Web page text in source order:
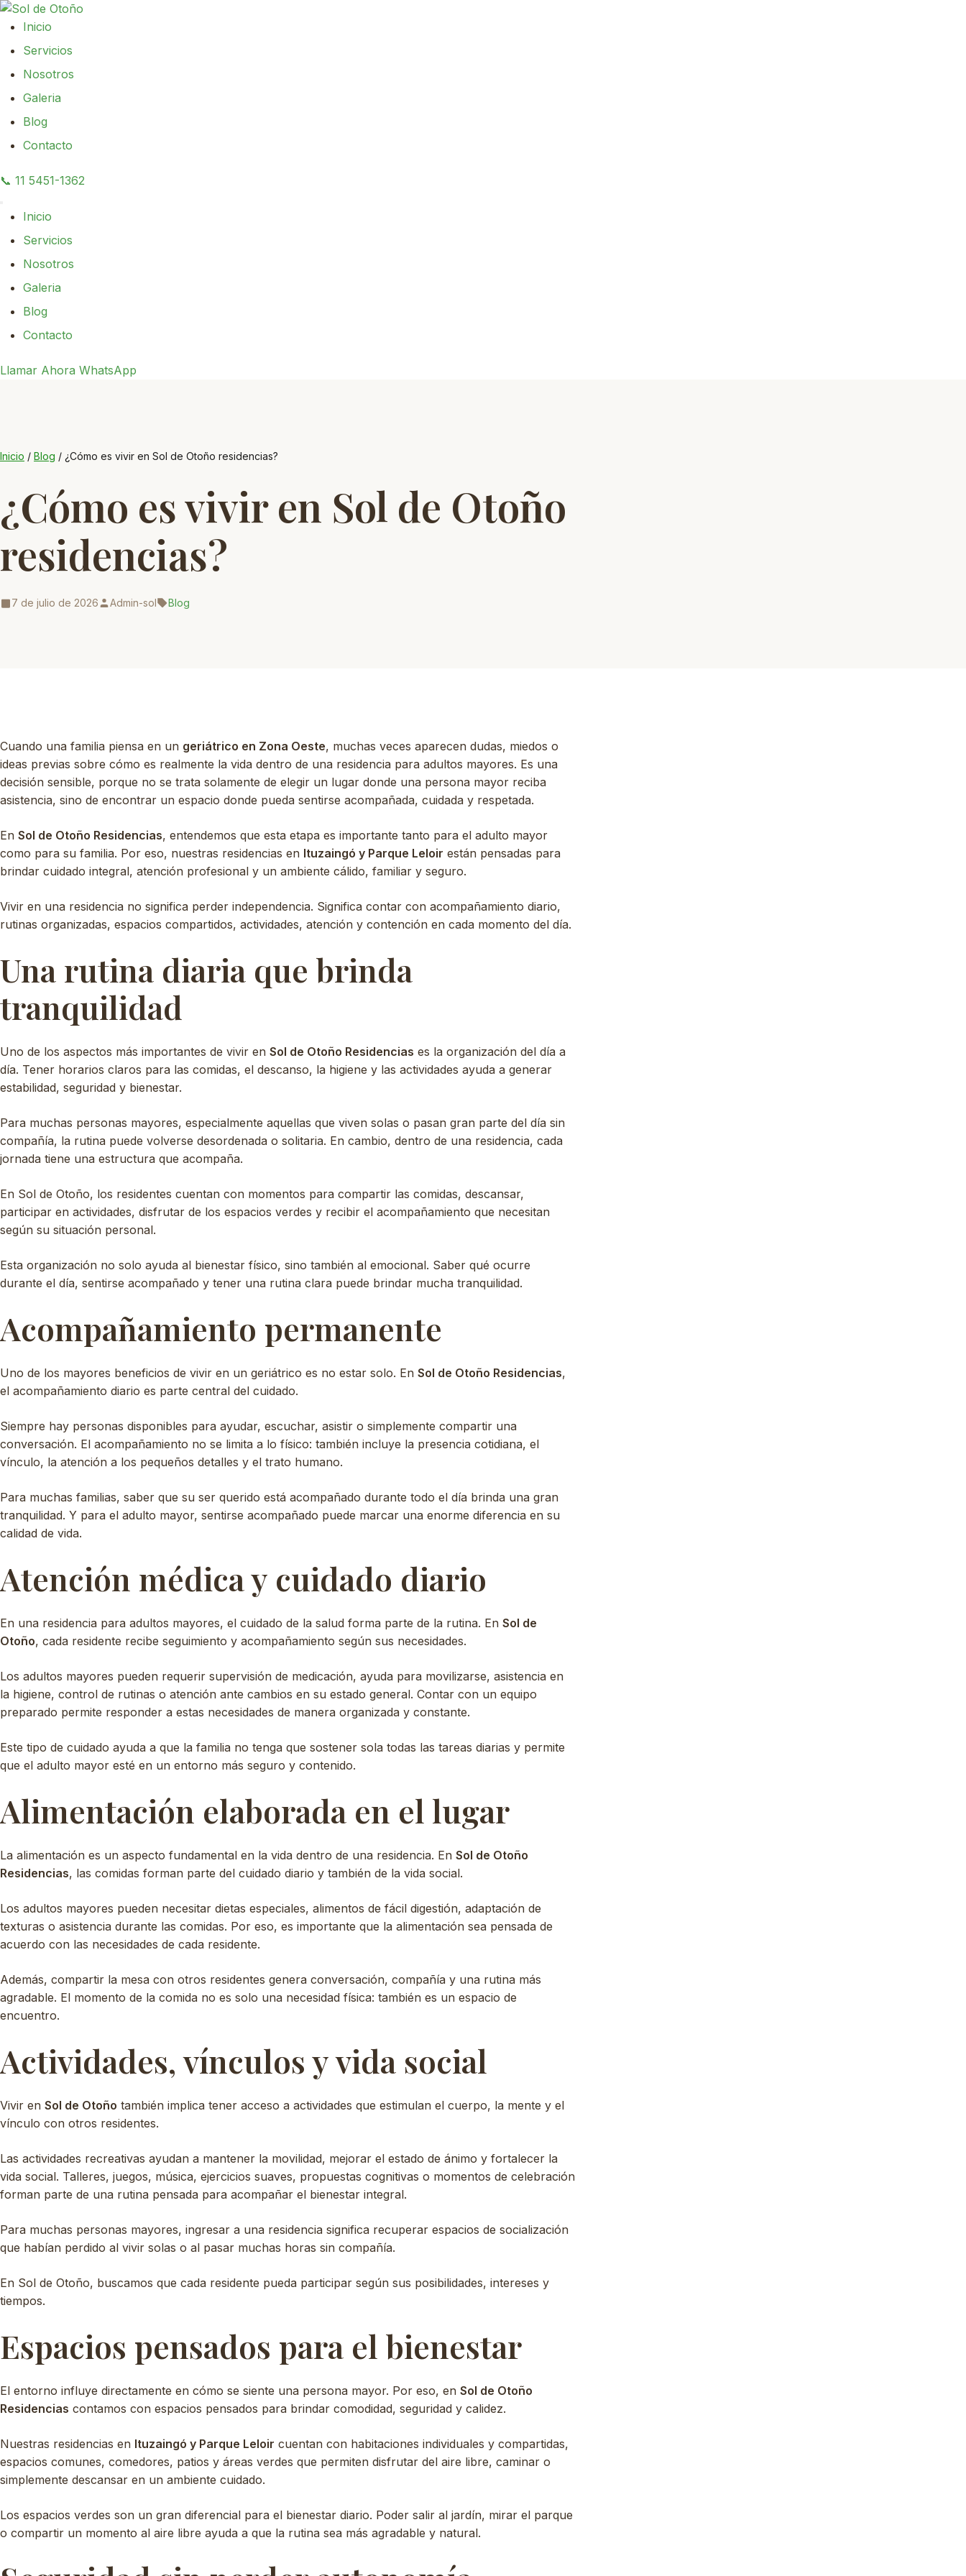
contenido
Inicio
Servicios
Nosotros
Galeria
Blog
Contacto
📞 11 5451-1362
Inicio
Servicios
Nosotros
Galeria
Blog
Contacto
Llamar Ahora WhatsApp
Inicio / Blog / ¿Cómo es vivir en Sol de Otoño residencias?
¿Cómo es vivir en Sol de Otoño
residencias?
7 de julio de 2026 Admin-sol Blog
Cuando una familia piensa en un geriátrico en Zona Oeste, muchas veces aparecen dudas, miedos o
ideas previas sobre cómo es realmente la vida dentro de una residencia para adultos mayores. Es una
decisión sensible, porque no se trata solamente de elegir un lugar donde una persona mayor reciba
asistencia, sino de encontrar un espacio donde pueda sentirse acompañada, cuidada y respetada.
En Sol de Otoño Residencias, entendemos que esta etapa es importante tanto para el adulto mayor
como para su familia. Por eso, nuestras residencias en Ituzaingó y Parque Leloir están pensadas para
brindar cuidado integral, atención profesional y un ambiente cálido, familiar y seguro.
Vivir en una residencia no significa perder independencia. Significa contar con acompañamiento diario,
rutinas organizadas, espacios compartidos, actividades, atención y contención en cada momento del día.
Una rutina diaria que brinda
tranquilidad
Uno de los aspectos más importantes de vivir en Sol de Otoño Residencias es la organización del día a
día. Tener horarios claros para las comidas, el descanso, la higiene y las actividades ayuda a generar
estabilidad, seguridad y bienestar.
Para muchas personas mayores, especialmente aquellas que viven solas o pasan gran parte del día sin
compañía, la rutina puede volverse desordenada o solitaria. En cambio, dentro de una residencia, cada
jornada tiene una estructura que acompaña.
En Sol de Otoño, los residentes cuentan con momentos para compartir las comidas, descansar,
participar en actividades, disfrutar de los espacios verdes y recibir el acompañamiento que necesitan
según su situación personal.
Esta organización no solo ayuda al bienestar físico, sino también al emocional. Saber qué ocurre
durante el día, sentirse acompañado y tener una rutina clara puede brindar mucha tranquilidad.
Acompañamiento permanente
Uno de los mayores beneficios de vivir en un geriátrico es no estar solo. En Sol de Otoño Residencias,
el acompañamiento diario es parte central del cuidado.
Siempre hay personas disponibles para ayudar, escuchar, asistir o simplemente compartir una
conversación. El acompañamiento no se limita a lo físico: también incluye la presencia cotidiana, el
vínculo, la atención a los pequeños detalles y el trato humano.
Para muchas familias, saber que su ser querido está acompañado durante todo el día brinda una gran
tranquilidad. Y para el adulto mayor, sentirse acompañado puede marcar una enorme diferencia en su
calidad de vida.
Atención médica y cuidado diario
En una residencia para adultos mayores, el cuidado de la salud forma parte de la rutina. En Sol de
Otoño, cada residente recibe seguimiento y acompañamiento según sus necesidades.
Los adultos mayores pueden requerir supervisión de medicación, ayuda para movilizarse, asistencia en
la higiene, control de rutinas o atención ante cambios en su estado general. Contar con un equipo
preparado permite responder a estas necesidades de manera organizada y constante.
Este tipo de cuidado ayuda a que la familia no tenga que sostener sola todas las tareas diarias y permite
que el adulto mayor esté en un entorno más seguro y contenido.
Alimentación elaborada en el lugar
La alimentación es un aspecto fundamental en la vida dentro de una residencia. En Sol de Otoño
Residencias, las comidas forman parte del cuidado diario y también de la vida social.
Los adultos mayores pueden necesitar dietas especiales, alimentos de fácil digestión, adaptación de
texturas o asistencia durante las comidas. Por eso, es importante que la alimentación sea pensada de
acuerdo con las necesidades de cada residente.
Además, compartir la mesa con otros residentes genera conversación, compañía y una rutina más
agradable. El momento de la comida no es solo una necesidad física: también es un espacio de
encuentro.
Actividades, vínculos y vida social
Vivir en Sol de Otoño también implica tener acceso a actividades que estimulan el cuerpo, la mente y el
vínculo con otros residentes.
Las actividades recreativas ayudan a mantener la movilidad, mejorar el estado de ánimo y fortalecer la
vida social. Talleres, juegos, música, ejercicios suaves, propuestas cognitivas o momentos de celebración
forman parte de una rutina pensada para acompañar el bienestar integral.
Para muchas personas mayores, ingresar a una residencia significa recuperar espacios de socialización
que habían perdido al vivir solas o al pasar muchas horas sin compañía.
En Sol de Otoño, buscamos que cada residente pueda participar según sus posibilidades, intereses y
tiempos.
Espacios pensados para el bienestar
El entorno influye directamente en cómo se siente una persona mayor. Por eso, en Sol de Otoño
Residencias contamos con espacios pensados para brindar comodidad, seguridad y calidez.
Nuestras residencias en Ituzaingó y Parque Leloir cuentan con habitaciones individuales y compartidas,
espacios comunes, comedores, patios y áreas verdes que permiten disfrutar del aire libre, caminar o
simplemente descansar en un ambiente cuidado.
Los espacios verdes son un gran diferencial para el bienestar diario. Poder salir al jardín, mirar el parque
o compartir un momento al aire libre ayuda a que la rutina sea más agradable y natural.